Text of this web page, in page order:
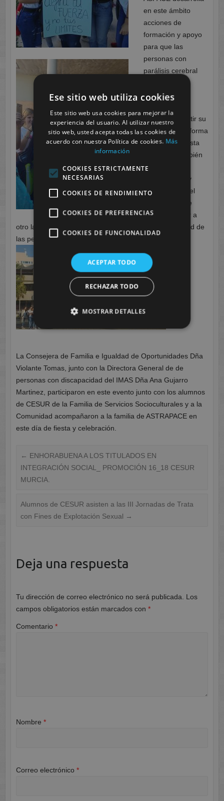
en este ámbito
acciones de
formación y apoyo
para que las
personas con
parálisis cerebral
conocerse, a
expresar y sentir su
sexualidad de forma
satisfactoria. Esta
formación también
se dirige a
profesionales y
familiares con el
objetivo de que
‘dejen de mirar a
otro lado’ y ‘miren de frente’ a la sexualidad y afectividad de
las personas con esta discapacidad.
La Consejera de Familia e Igualdad de Oportunidades Dña
Violante Tomas, junto con la Directora General de de
personas con discapacidad del IMAS Dña Ana Gujarro
Martinez, participaron en este evento junto con los alumnos
de CESUR de la Familia de Servicios Socioculturales y a la
Comunidad acompañaron a la familia de ASTRAPACE en
este día de fiesta y celebración.
← ENHORABUENA A LOS TITULADOS EN
INTEGRACIÓN SOCIAL_ PROMOCIÓN 16_18 CESUR
MURCIA.
Alumnos de CESUR asisten a las III Jornadas de Trata
con Fines de Explotación Sexual →
Deja una respuesta
Tu dirección de correo electrónico no será publicada.
Los
campos obligatorios están marcados con *
Comentario *
Nombre *
Correo electrónico *
Ese sitio web utiliza cookies
Este sitio web usa cookies para mejorar la
experiencia del usuario. Al utilizar nuestro
sitio web, usted acepta todas las cookies de
acuerdo con nuestra Política de cookies. Más
información
COOKIES ESTRICTAMENTE
NECESARIAS
COOKIES DE RENDIMIENTO
COOKIES DE PREFERENCIAS
COOKIES DE FUNCIONALIDAD
ACEPTAR TODO
RECHAZAR TODO
MOSTRAR DETALLES